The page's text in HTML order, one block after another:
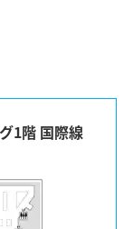
1階 国際線